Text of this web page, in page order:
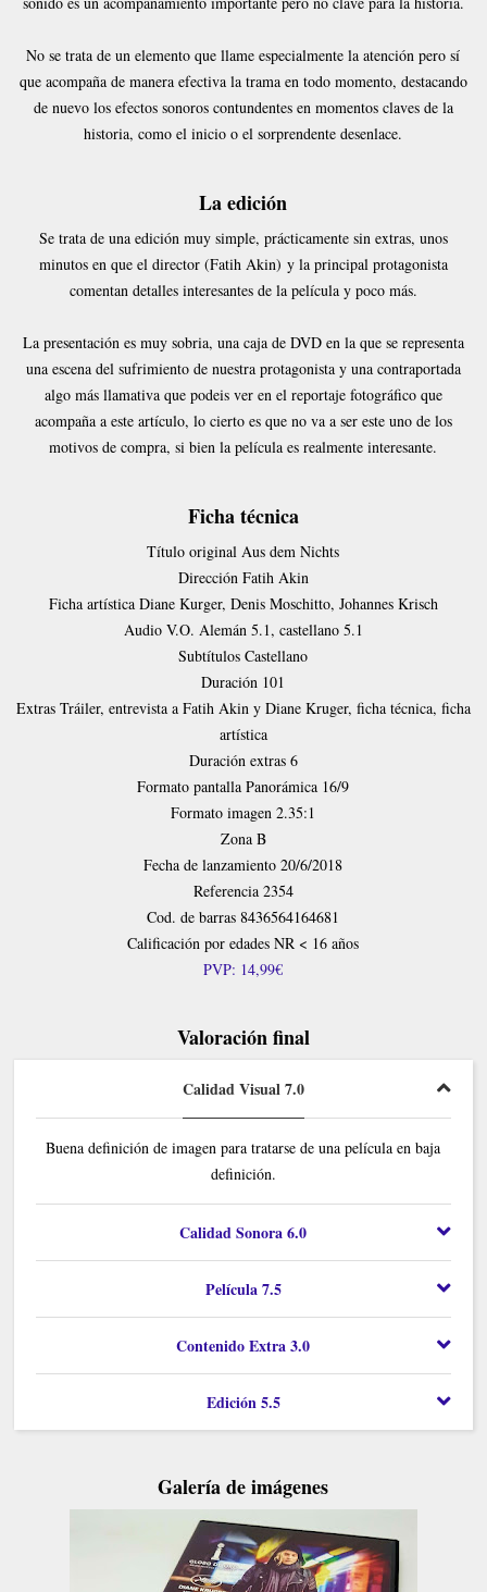
No se trata de un elemento que llame especialmente la atención pero sí
que acompaña de manera efectiva la trama en todo momento, destacando
de nuevo los efectos sonoros contundentes en momentos claves de la
historia, como el inicio o el sorprendente desenlace.
La edición
Se trata de una edición muy simple, prácticamente sin extras, unos
minutos en que el director (Fatih Akin) y la principal protagonista
comentan detalles interesantes de la película y poco más.
La presentación es muy sobria, una caja de DVD en la que se representa
una escena del sufrimiento de nuestra protagonista y una contraportada
algo más llamativa que podeis ver en el reportaje fotográfico que
acompaña a este artículo, lo cierto es que no va a ser este uno de los
motivos de compra, si bien la película es realmente interesante.
Ficha técnica
Título original Aus dem Nichts
Dirección Fatih Akin
Ficha artística Diane Kurger, Denis Moschitto, Johannes Krisch
Audio V.O. Alemán 5.1, castellano 5.1
Subtítulos Castellano
Duración 101
Extras Tráiler, entrevista a Fatih Akin y Diane Kruger, ficha técnica, ficha
artística
Duración extras 6
Formato pantalla Panorámica 16/9
Formato imagen 2.35:1
Zona B
Fecha de lanzamiento 20/6/2018
Referencia 2354
Cod. de barras 8436564164681
Calificación por edades NR < 16 años
PVP: 14,99€
Valoración final
Calidad Visual 7.0
Buena definición de imagen para tratarse de una película en baja
definición.
Calidad Sonora 6.0
Película 7.5
Contenido Extra 3.0
Edición 5.5
Galería de imágenes